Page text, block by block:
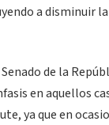
a disminuir
de la
en aquellos
ya que en